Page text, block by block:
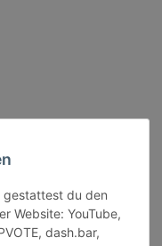
gestattest du den
Website: YouTube,
dash.bar,
- 18:30 Uhr